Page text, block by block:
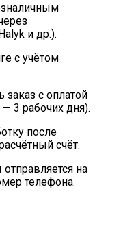
и др.).
с учётом
с оплатой
— 3 рабочих дня).
после
счёт.
на
телефона.